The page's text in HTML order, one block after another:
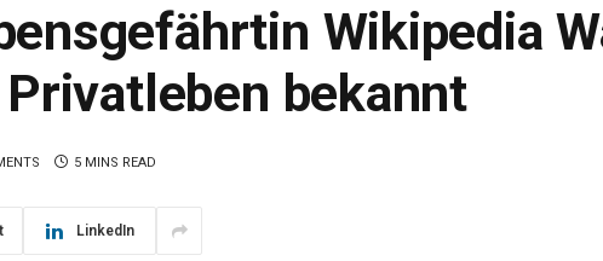
Wikipedia
bekannt
5 MINS READ
LinkedIn